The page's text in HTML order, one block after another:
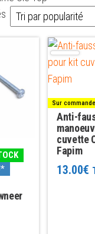
Trié
par
Sur
Anti-
cuvette
Fapim
13.00€
Ce
produit
a
variations.
Les
options
être